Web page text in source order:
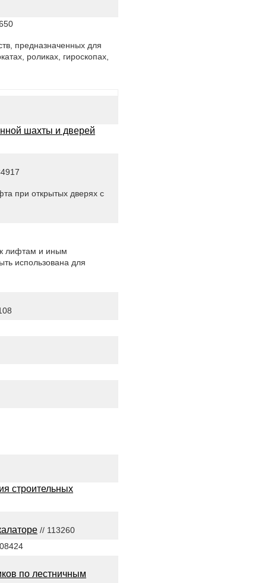
предназначенных для
роликах, гироскопах,
шахты и дверей
при открытых дверях с
к лифтам и иным
использована для
строительных
// 113260
по лестничным